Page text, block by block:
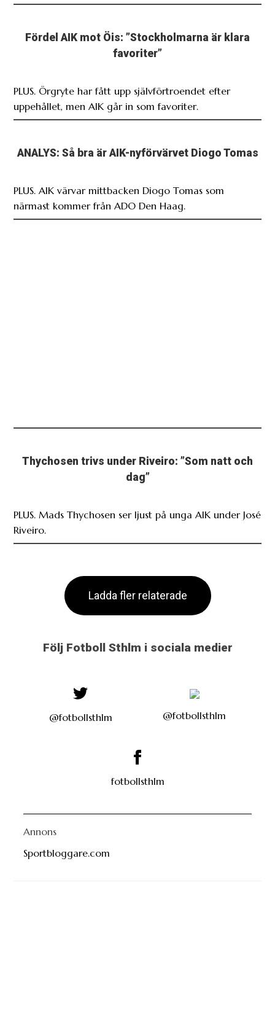
Fördel AIK mot Öis: ”Stockholmarna är klara
favoriter”
PLUS. Örgryte har fått upp självförtroendet efter
uppehållet, men AIK går in som favoriter.
ANALYS: Så bra är AIK-nyförvärvet Diogo Tomas
PLUS. AIK värvar mittbacken Diogo Tomas som
närmast kommer från ADO Den Haag.
Thychosen trivs under Riveiro: ”Som natt och
dag”
PLUS. Mads Thychosen ser ljust på unga AIK under José
Riveiro.
Ladda fler relaterade
Följ Fotboll Sthlm i sociala medier
@fotbollsthlm @fotbollsthlm
fotbollsthlm
Annons
Sportbloggare.com